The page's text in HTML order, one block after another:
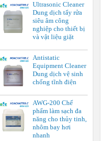
Ultrasonic Cleaner
Dung dịch tẩy rửa
siêu âm công
nghiệp cho thiết bị
và vật liệu giặt
Antistatic
Equipment Cleaner
Dung dịch vệ sinh
chống tĩnh điện
AWG-200 Chế
phẩm làm sạch đa
năng cho thủy tinh,
nhôm bay hơi
nhanh